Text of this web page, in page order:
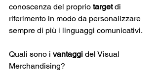
conoscenza del proprio target di
riferimento in modo da personalizzare
sempre di più i linguaggi comunicativi.
Quali sono i vantaggi del Visual
Merchandising?